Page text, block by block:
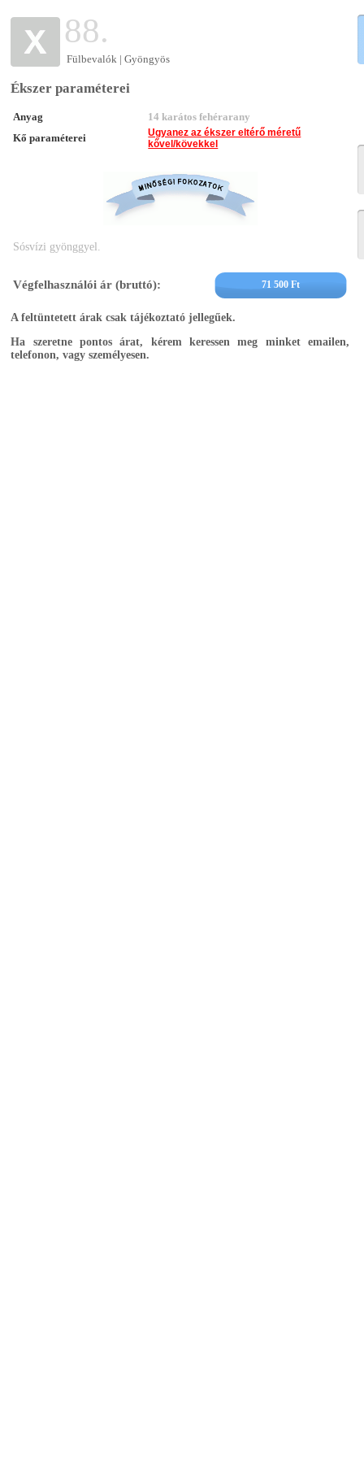
88.
Fülbevalók | Gyöngyös
Ékszer paraméterei
Anyag
14 karátos fehérarany
Kő paraméterei
Ugyanez az ékszer eltérő méretű
kővel/kövekkel
Sósvízi gyönggyel.
Végfelhasználói ár (bruttó): 71 500 Ft
A feltüntetett árak csak tájékoztató jellegűek.
Ha szeretne pontos árat, kérem keressen meg minket emailen,
telefonon, vagy személyesen.